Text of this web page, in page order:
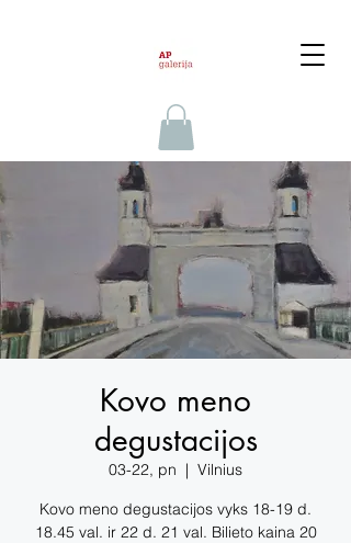
Kovo meno
degustacijos
03-22, pn
  |
Vilnius
Kovo meno degustacijos vyks 18-19 d.
18.45 val. ir 22 d. 21 val. Bilieto kaina 20